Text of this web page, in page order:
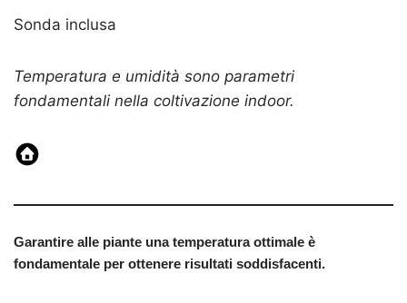
Sonda inclusa
Temperatura e umidità sono parametri
fondamentali nella coltivazione indoor.
Garantire alle piante una temperatura ottimale è
fondamentale per ottenere risultati soddisfacenti.